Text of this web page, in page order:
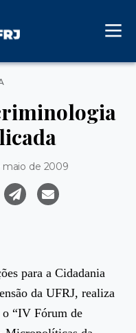
maio de 2009
para a Cidadania
da UFRJ, realiza
“IV Fórum de